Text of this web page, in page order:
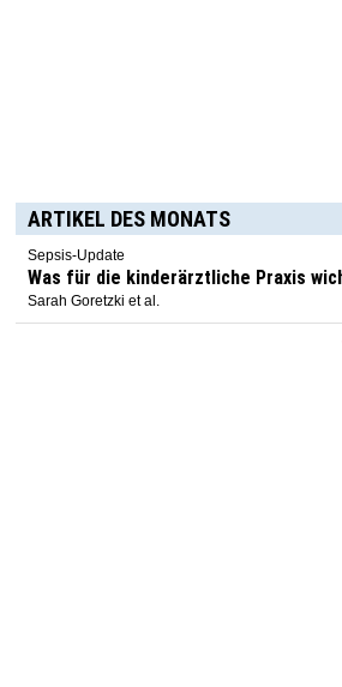
ARTIKEL DES MONATS
Sepsis-Update
Was für die kinderärztliche Praxis
Sarah Goretzki et al.